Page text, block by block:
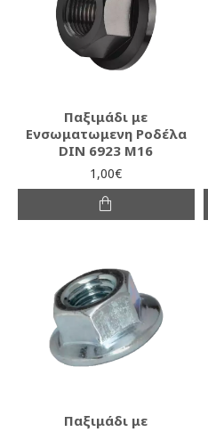
Παξιμάδι με
Ενσωματωμενη Ροδέλα
DIN 6923 M16
1,00€
Παξιμάδι με